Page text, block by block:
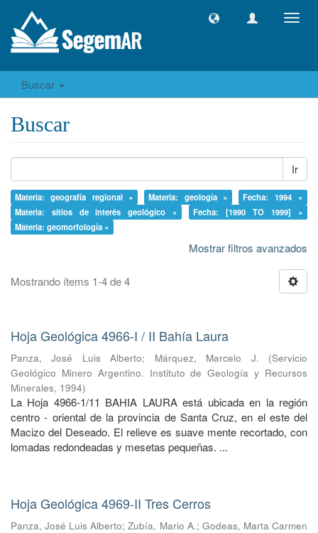
Buscar
Buscar
Ir
Materia: geografía regional × Materia: geología ×
Fecha: 1994 ×
Materia: sitios de interés geológico ×
Fecha: [1990 TO 1999] ×
Materia: geomorfología ×
Mostrar filtros avanzados
Mostrando ítems 1-4 de 4
Hoja Geológica 4966-I / II Bahía Laura
Panza, José Luis Alberto; Márquez, Marcelo J. (Servicio
Geológico Minero Argentino. Instituto de Geología y Recursos
Minerales, 1994)
La Hoja 4966-1/11 BAHIA LAURA está ubicada en la región
centro - oriental de la provincia de Santa Cruz, en el este del
Macizo del Deseado. El relieve es suave mente recortado, con
lomadas redondeadas y mesetas pequeñas. ...
Hoja Geológica 4969-II Tres Cerros
Panza, José Luis Alberto;Zubía, Mario A.; Godeas, Marta Carmen